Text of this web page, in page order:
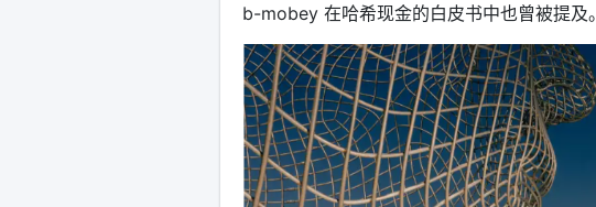
b-mobey 在哈希现金的白皮书中也曾被提及。